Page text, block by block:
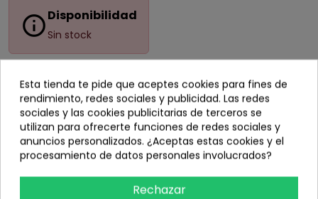
info_outlineDisponibilidad
Sin stock
Añadir
shareCompartir
Esta tienda te pide que aceptes cookies para fines de
rendimiento, redes sociales y publicidad. Las redes
sociales y las cookies publicitarias de terceros se
utilizan para ofrecerte funciones de redes sociales y
anuncios personalizados. ¿Aceptas estas cookies y el
procesamiento de datos personales involucrados?
Rechazar